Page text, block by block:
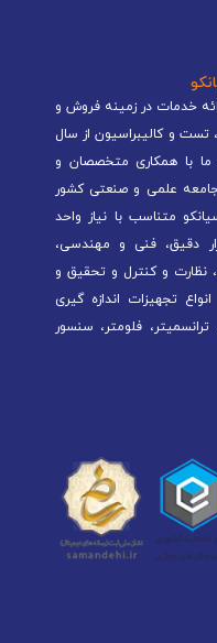
خدمات در زمینه فروش و
تست و کالیبراسیون از سال
ما با همکاری متخصصان و
علمی و صنعتی کشور
متناسب با نیاز واحد
دقیق، فنی و مهندسی،
نظارت و کنترل و تحقیق و
تجهیزات اندازه گیری
فلومتر، سنسور